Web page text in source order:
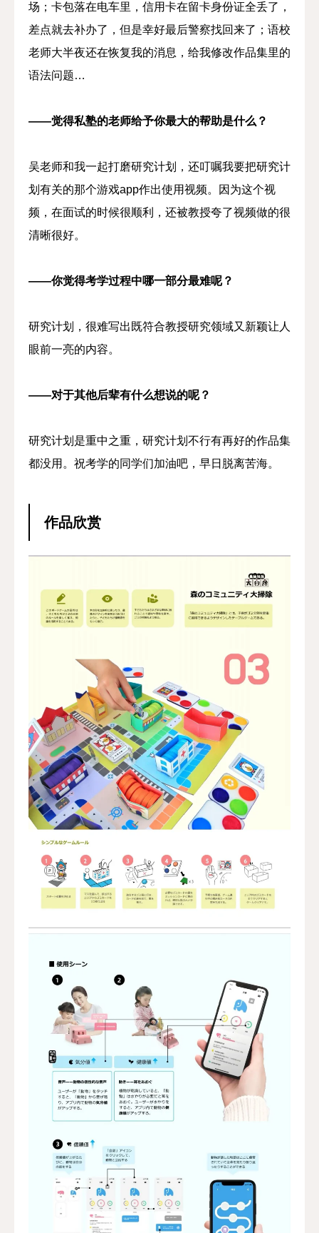
场；卡包落在电车里，信用卡在留卡身份证全丢了，
差点就去补办了，但是幸好最后警察找回来了；语校
老师大半夜还在恢复我的消息，给我修改作品集里的
语法问题…
——觉得私塾的老师给予你最大的帮助是什么？
吴老师和我一起打磨研究计划，还叮嘱我要把研究计
划有关的那个游戏app作出使用视频。因为这个视
频，在面试的时候很顺利，还被教授夸了视频做的很
清晰很好。
——你觉得考学过程中哪一部分最难呢？
研究计划，很难写出既符合教授研究领域又新颖让人
眼前一亮的内容。
——对于其他后辈有什么想说的呢？
研究计划是重中之重，研究计划不行有再好的作品集
都没用。祝考学的同学们加油吧，早日脱离苦海。
作品欣赏